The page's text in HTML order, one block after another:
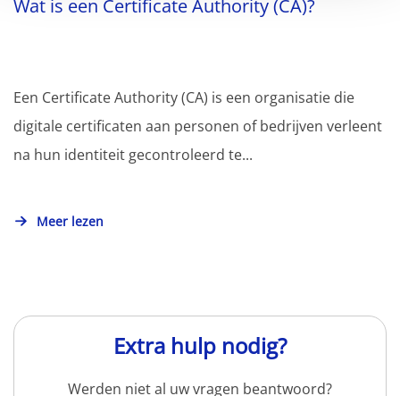
Wat is een Certificate Authority (CA)?
Een Certificate Authority (CA) is een organisatie die
digitale certificaten aan personen of bedrijven verleent
na hun identiteit gecontroleerd te...
Meer lezen
Extra hulp nodig?
Werden niet al uw vragen beantwoord?